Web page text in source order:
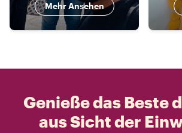
Mehr Ansehen
Genieße das Beste
aus Sicht der